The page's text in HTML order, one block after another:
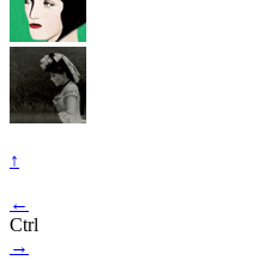
↑
←
Ctrl
→